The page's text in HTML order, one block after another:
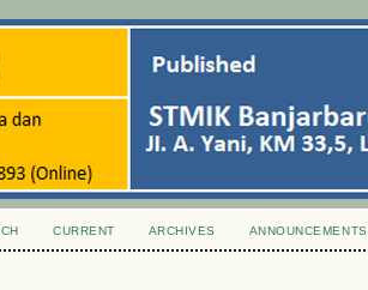
CURRENT ARCHIVES ANNOUNCEMENTS